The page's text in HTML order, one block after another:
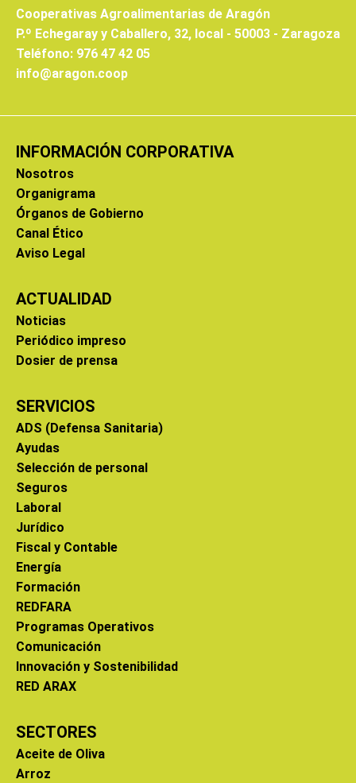
Cooperativas Agroalimentarias de Aragón
P.º Echegaray y Caballero, 32, local - 50003 - Zaragoza
Teléfono: 976 47 42 05
info@aragon.coop
INFORMACIÓN CORPORATIVA
Nosotros
Organigrama
Órganos de Gobierno
Canal Ético
Aviso Legal
ACTUALIDAD
Noticias
Periódico impreso
Dosier de prensa
SERVICIOS
ADS (Defensa Sanitaria)
Ayudas
Selección de personal
Seguros
Laboral
Jurídico
Fiscal y Contable
Energía
Formación
REDFARA
Programas Operativos
Comunicación
Innovación y Sostenibilidad
RED ARAX
SECTORES
Aceite de Oliva
Arroz